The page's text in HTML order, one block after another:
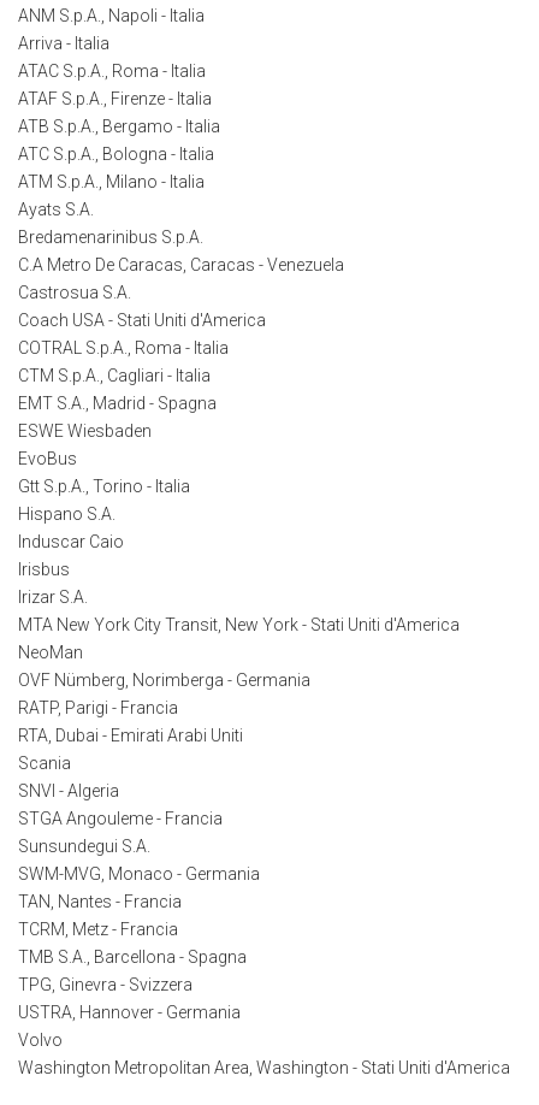
ANM S.p.A., Napoli - Italia
Arriva - Italia
ATAC S.p.A., Roma - Italia
ATAF S.p.A., Firenze - Italia
ATB S.p.A., Bergamo - Italia
ATC S.p.A., Bologna - Italia
ATM S.p.A., Milano - Italia
Ayats S.A.
Bredamenarinibus S.p.A.
C.A Metro De Caracas, Caracas - Venezuela
Castrosua S.A.
Coach USA - Stati Uniti d'America
COTRAL S.p.A., Roma - Italia
CTM S.p.A., Cagliari - Italia
EMT S.A., Madrid - Spagna
ESWE Wiesbaden
EvoBus
Gtt S.p.A., Torino - Italia
Hispano S.A.
Induscar Caio
Irisbus
Irizar S.A.
MTA New York City Transit, New York - Stati Uniti d'America
NeoMan
OVF Nümberg, Norimberga - Germania
RATP, Parigi - Francia
RTA, Dubai - Emirati Arabi Uniti
Scania
SNVI - Algeria
STGA Angouleme - Francia
Sunsundegui S.A.
SWM-MVG, Monaco - Germania
TAN, Nantes - Francia
TCRM, Metz - Francia
TMB S.A., Barcellona - Spagna
TPG, Ginevra - Svizzera
USTRA, Hannover - Germania
Volvo
Washington Metropolitan Area, Washington - Stati Uniti d'America